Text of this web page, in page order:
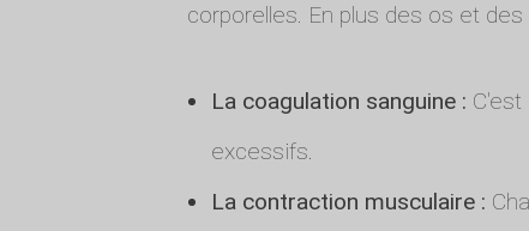
corporelles. En plus des os et
La coagulation sanguine :
excessifs.
La contraction musculaire :